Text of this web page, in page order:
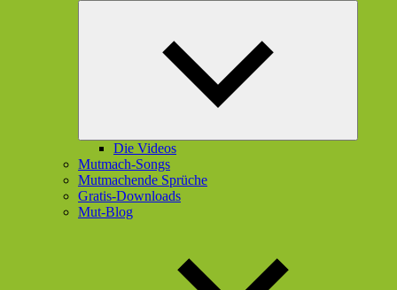
Die Videos
Mutmach-Songs
Mutmachende Sprüche
Gratis-Downloads
Mut-Blog